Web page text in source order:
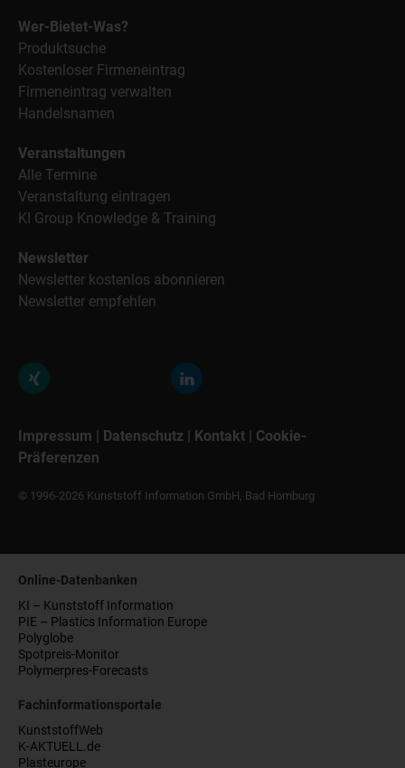
Wer-Bietet-Was?
Produktsuche
Kostenloser Firmeneintrag
Firmeneintrag verwalten
Handelsnamen
Veranstaltungen
Alle Termine
Veranstaltung eintragen
KI Group Knowledge & Training
Newsletter
Newsletter kostenlos abonnieren
Newsletter empfehlen
Impressum | Datenschutz | Kontakt | Cookie-
Präferenzen
© 1996-2026 Kunststoff Information GmbH, Bad Homburg
Online-Datenbanken
KI – Kunststoff Information
PIE – Plastics Information Europe
Polyglobe
Spotpreis-Monitor
Polymerpres-Forecasts
Fachinformationsportale
KunststoffWeb
K-AKTUELL.de
Plasteurope